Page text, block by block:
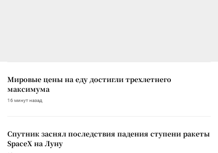
Мировые цены на еду достигли трехлетнего
максимума
16 минут назад
Спутник заснял последствия падения ступени ракеты
SpaceX на Луну